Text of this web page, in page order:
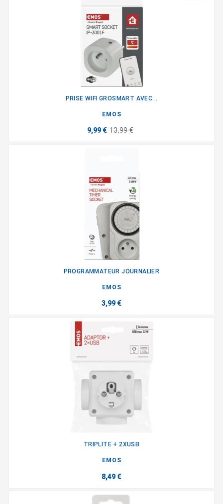
PRISE WIFI GROSMART AVEC...
EMOS
9,99 € 13,99 €
PROGRAMMATEUR JOURNALIER
EMOS
3,99 €
TRIPLITE + 2XUSB
EMOS
8,49 €